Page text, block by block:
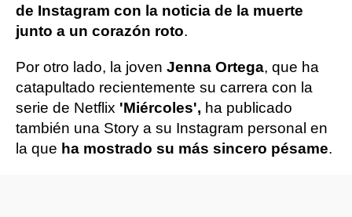
de Instagram con la noticia de la muerte
junto a un corazón roto.
Por otro lado, la joven Jenna Ortega, que ha
catapultado recientemente su carrera con la
serie de Netflix 'Miércoles', ha publicado
también una Story a su Instagram personal en
la que ha mostrado su más sincero pésame.